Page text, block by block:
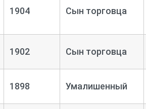
1904 Сын торговца
1902 Сын торговца
1898 Умалишенный